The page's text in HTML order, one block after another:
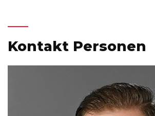
Kontakt Personen